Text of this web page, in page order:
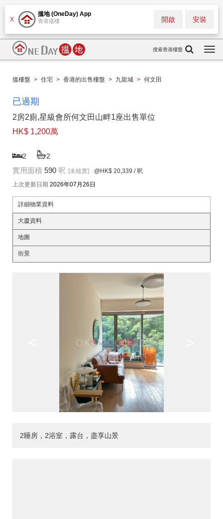
X
搵地 (OneDay) App
香港搵樓 安裝
開啟
搜索香港樓盤
搵樓盤 > 住宅 > 香港的出售樓盤 > 九龍城 > 何文田
已過期
2房2廁,星級會所何文田山畔1座出售單位
HK$ 1,200萬
2 2
實用面積 590 呎 [未核實] @HK$ 20,339 / 呎
上次更新日期 2026年07月26日
詳細物業資料
大廈資料
地圖
街景
2睡房，2浴室，露台，盡享山景